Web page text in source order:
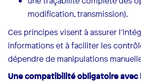
modification, transmission).
Ces principes visent à assurer
informations et à faciliter les
dépendre de manipulations
Une compatibilité obligatoire avec